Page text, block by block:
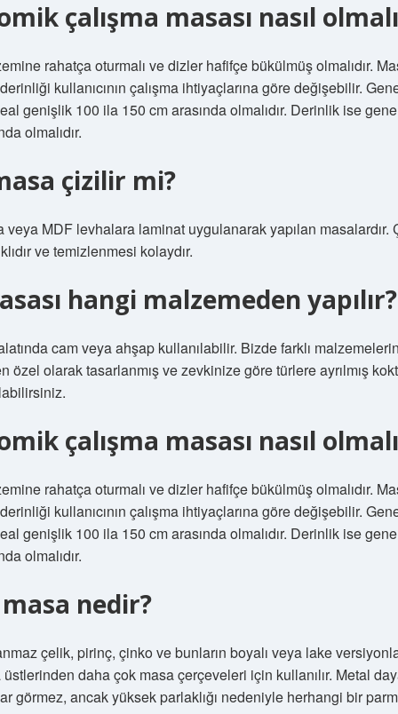
çalışma masası nasıl
rahatça oturmalı ve dizler hafifçe bükülmüş olmalıdır.
kullanıcının çalışma ihtiyaçlarına göre değişebilir.
genişlik 100 ila 150 cm arasında olmalıdır. Derinlik ise
olmalıdır.
çizilir mi?
veya MDF levhalara laminat uygulanarak yapılan masalardır.
ve temizlenmesi kolaydır.
hangi malzemeden yapılır?
cam veya ahşap kullanılabilir. Bizde farklı
özel olarak tasarlanmış ve zevkinize göre türlere ayrılmış
çalışma masası nasıl
rahatça oturmalı ve dizler hafifçe bükülmüş olmalıdır.
kullanıcının çalışma ihtiyaçlarına göre değişebilir.
genişlik 100 ila 150 cm arasında olmalıdır. Derinlik ise
olmalıdır.
nedir?
çelik, pirinç, çinko ve bunların boyalı veya lake
daha çok masa çerçeveleri için kullanılır. Metal
görmez, ancak yüksek parlaklığı nedeniyle herhangi bir